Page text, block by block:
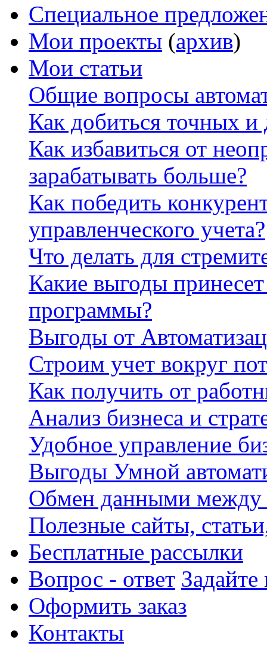
Специальное
Мои проекты (архив)
Мои статьи
Общие вопросы
Как добиться точных
Как избавиться от
зарабатывать больше?
Как победить
управленческого учета?
Что делать для
Какие выгоды
программы?
Выгоды от
Строим учет вокруг
Как получить от
Анализ бизнеса и
Удобное управление
Выгоды Умной
Обмен данными между
Полезные сайты,
Бесплатные рассылки
Вопрос - ответ
Оформить заказ
Контакты